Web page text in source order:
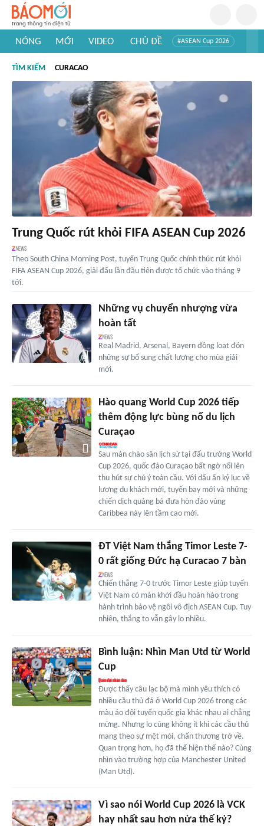
NÓNG MỚI VIDEO CHỦ ĐỀ #ASEAN Cup 2026
#Khám phá thế giới
TÌM KIẾM CURACAO
Trung Quốc rút khỏi FIFA ASEAN Cup 2026
Theo South China Morning Post, tuyển Trung Quốc chính thức rút khỏi
FIFA ASEAN Cup 2026, giải đấu lần đầu tiên được tổ chức vào tháng 9
tới.
Những vụ chuyển nhượng vừa
hoàn tất
Real Madrid, Arsenal, Bayern đồng loạt đón
những sự bổ sung chất lượng cho mùa giải
mới.
Hào quang World Cup 2026 tiếp
thêm động lực bùng nổ du lịch
Curaçao
Sau màn chào sân lịch sử tại đấu trường World
Cup 2026, quốc đảo Curaçao bất ngờ nổi lên
thu hút sự chú ý toàn cầu. Với dấu ấn kỷ lục về
lượng du khách mới, tuyến bay mới và những
chiến dịch quảng bá đưa hòn đảo vùng
Caribbea này lên tầm cao mới.
ĐT Việt Nam thắng Timor Leste 7-
0 rất giống Đức hạ Curacao 7 bàn
Chiến thắng 7-0 trước Timor Leste giúp tuyển
Việt Nam có màn khởi đầu hoàn hảo trong
hành trình bảo vệ ngôi vô địch ASEAN Cup. Tuy
nhiên, thắng to vẫn gây lo nhiều.
Bình luận: Nhìn Man Utd từ World
Cup
Được thấy câu lạc bộ mà mình yêu thích có
nhiều cầu thủ đá ở World Cup 2026 trong các
màu áo đội tuyển quốc gia khác nhau ai chẳng
mừng. Nhưng lo cũng không ít khi các cầu thủ
mang theo sự mệt mỏi, chấn thương trở về.
Quan trọng hơn, họ đã thể hiện thế nào? Cùng
nhìn vào trường hợp của Manchester United
(Man Utd).
Vì sao nói World Cup 2026 là VCK
hay nhất sau hơn nửa thế kỷ?